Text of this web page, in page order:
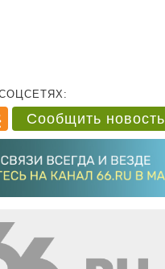
Сообщить новость